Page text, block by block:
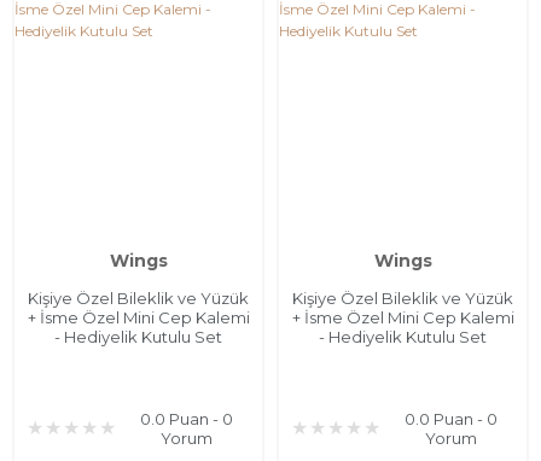
Wings
Kişiye Özel Bileklik ve Yüzük
+ İsme Özel Mini Cep Kalemi
- Hediyelik Kutulu Set
0.0 Puan - 0
Yorum
Wings
Kişiye Özel Bileklik ve Yüzük
+ İsme Özel Mini Cep Kalemi
- Hediyelik Kutulu Set
0.0 Puan - 0
Yorum